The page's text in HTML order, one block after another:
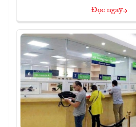
Đọc ngay